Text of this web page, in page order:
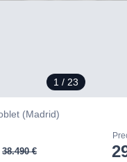
1 / 23
(Madrid)
38.490 €